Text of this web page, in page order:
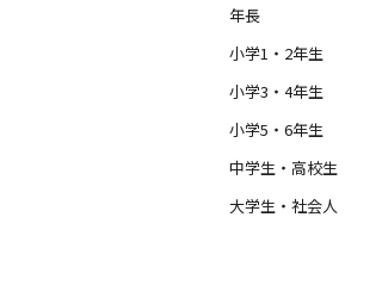
年長
小学1・2年生
小学3・4年生
小学5・6年生
中学生・高校生
大学生・社会人